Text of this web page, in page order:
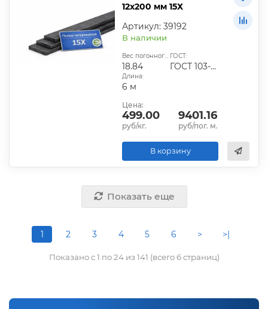
12х200 мм 15Х
Артикул: 39192
В наличии
Вес погонного метра, кг:
18.84
ГОСТ:
ГОСТ 103-2006
Длина:
6 м
Цена:
499.00
руб/кг.
9401.16
руб/пог. м.
В корзину
Показать еще
1 2 3 4 5 6 > >|
Показано с 1 по 24 из 141 (всего 6 страниц)